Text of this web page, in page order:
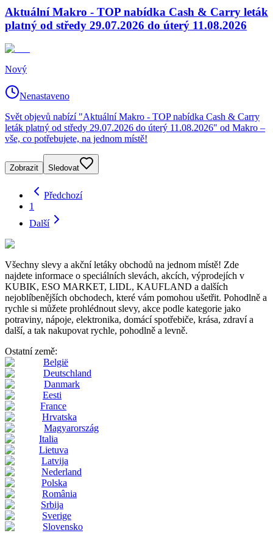
Aktuální Makro - TOP nabídka Cash & Carry leták
platný od středy 29.07.2026 do úterý 11.08.2026
Nový
Nenastaveno
Svět objevů nabízí "Aktuální Makro - TOP nabídka Cash & Carry
leták platný od středy 29.07.2026 do úterý 11.08.2026" od Makro –
vše, co potřebujete, na jednom místě!
Zobrazit Sledovat
Předchozí
1
Další
Všechny slevy a akční letáky obchodů na jednom místě! Zde
najdete informace o speciálních slevách, akcích, výprodejích v
KUBIK, ESO MARKET, LIDL, KAUFLAND a dalších
nejoblíbenějších obchodech, které vám pomohou ušetřit. Pohodlně a
rychle si můžete prohlédnout slevy, akce podle kategorie jako
potraviny, nápoje, elektronika, domácí spotřebiče, krása, zdraví a
další, a tak nakupovat rychle, pohodlně a levně.
Ostatní země:
België
Deutschland
Danmark
Eesti
France
Hrvatska
Magyarország
Italia
Lietuva
Latvija
Nederland
Polska
România
Srbija
Sverige
Slovensko